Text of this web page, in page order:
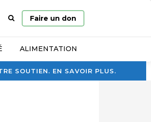
SOUTIEN. EN SAVOIR PLUS.
Page
d’accueil
Faire un don
ALIMENTATION